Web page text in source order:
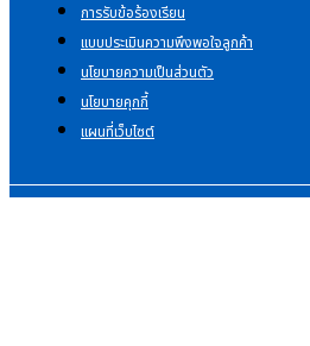
การรับข้อร้องเรียน
แบบประเมินความพึงพอใจลูกค้า
นโยบายความเป็นส่วนตัว
นโยบายคุกกี้
แผนที่เว็บไซต์